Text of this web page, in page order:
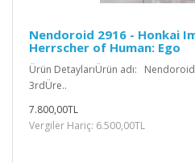
Nendoroid 2916 - Honkai
Herrscher of Human: Ego
Ürün DetaylarıÜrün adı:
3rdÜre..
7.800,00TL
Vergiler Hariç: 6.500,00TL